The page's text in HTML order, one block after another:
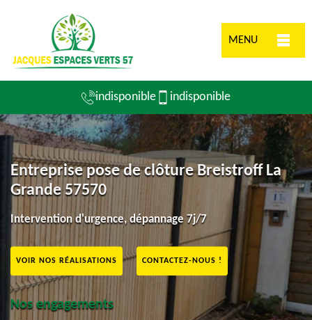
MENU
indisponible indisponible
Entreprise pose de clôture Breistroff La
Grande 57570
Intervention d'urgence, dépannage 7j/7
VOIR NOS RÉALISATIONS CONTACTEZ-NOUS !
Nos engagements